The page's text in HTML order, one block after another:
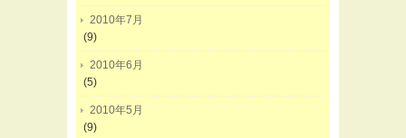
2010年7月
(9)
2010年6月
(5)
2010年5月
(9)